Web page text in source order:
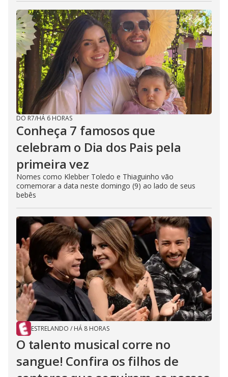
DO R7/HÁ 6 HORAS
Conheça 7 famosos que
celebram o Dia dos Pais pela
primeira vez
Nomes como Klebber Toledo e Thiaguinho vão
comemorar a data neste domingo (9) ao lado de seus
bebês
ESTRELANDO / HÁ 8 HORAS
O talento musical corre no
sangue! Confira os filhos de